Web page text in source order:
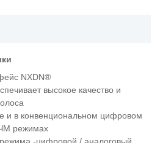
NXDN®
высокое качество и
и в конвенциональном цифровом
режимах